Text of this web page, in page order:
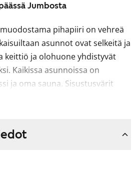
Jumbosta
pihapiiri on vehreä
asunnot ovat selkeitä ja
keittiö ja olohuone yhdistyvät
Kaikissa asunnoissa on
ja oma sauna. Sisustusvärit
asunnoissa on paikka